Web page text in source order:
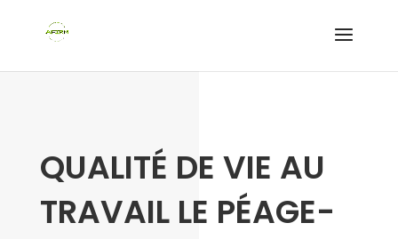
QUALITÉ DE VIE AU
TRAVAIL LE PÉAGE-